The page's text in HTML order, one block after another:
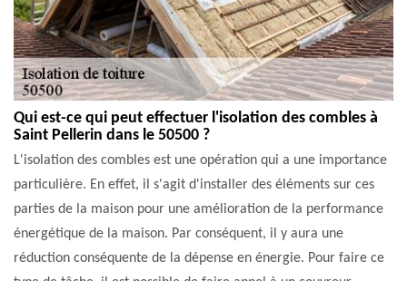
Qui est-ce qui peut effectuer l'isolation des combles à
Saint Pellerin dans le 50500 ?
L'isolation des combles est une opération qui a une importance
particulière. En effet, il s'agit d'installer des éléments sur ces
parties de la maison pour une amélioration de la performance
énergétique de la maison. Par conséquent, il y aura une
réduction conséquente de la dépense en énergie. Pour faire ce